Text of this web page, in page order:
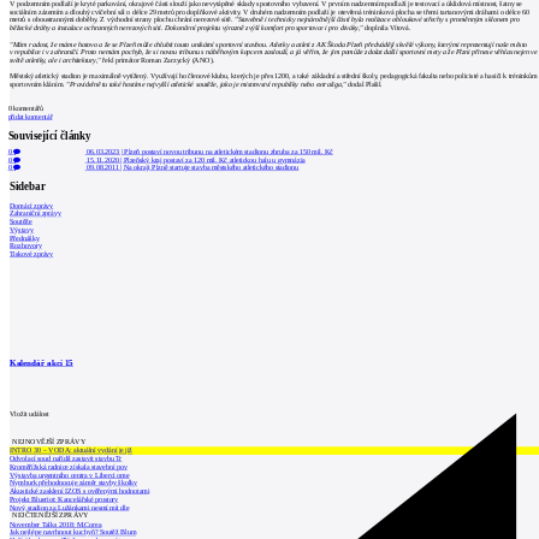
V podzemním podlaží je kryté parkování, okrajové části slouží jako nevytápěné sklady sportovního vybavení. V prvním nadzemním podlaží je testovací a úklidová místnost, šatny se
sociálním zázemím a dlouhý cvičební sál o délce 29 metrů pro doplňkové aktivity. V druhém nadzemním podlaží je otevřená tréninková plocha se třemi tartanovými dráhami o délce 60
metrů s oboustrannými doběhy. Z východní strany plochu chrání nerezové sítě."Stavebně i technicky nejnáročnější částí byla realizace obloukové střechy s proměnným sklonem pro
běžecké dráhy a instalace ochranných nerezových sítí. Dokončení projektu výrazně zvýší komfort pro sportovce i pro diváky,"doplnila Vítová.
"Mám radost, že máme hotovo a že se Plzeň může chlubit touto unikátní sportovní stavbou. Atletky a atleti z AK Škoda Plzeň předvádějí skvělé výkony, kterými reprezentují naše město
v republice i v zahraničí. Proto nemám pochyb, že si novou tribunu s náběhovým kopcem zaslouží, a já věřím, že jim pomůže zdolat další sportovní mety a že Plzni přinese věhlas nejen ve
světě atletiky, ale i architektury,"řekl primátor Roman Zarzycký (ANO).
Městský atletický stadion je maximálně vytížený. Využívají ho členové klubu, kterých je přes 1200, a také základní a střední školy, pedagogická fakulta nebo policisté a hasiči k tréninkům
sportovním kláním."Pravidelně tu také hostíme nejvyšší atletické soutěže, jako je mistrovství republiky nebo extraliga,"dodal Plašil.
0komentářů
přidat komentář
Související články
0 06.03.2023 |Plzeň postaví novou tribunu na atletickém stadionu zhruba za 150 mil. Kč
0
15.11.2020| Plzeňský kraj postaví za 120 mil. Kč atletickou halu u gymnázia
0
09.08.2011 | Na okraji Plzně startuje stavba městského atletického stadionu
Sidebar
Domácí zprávy
Zahraniční zprávy
Soutěže
Výstavy
Přednášky
Rozhovory
Tiskové zprávy
Kalendář akcí 15
Vložit událost
NEJNOVĚJŠÍ ZPRÁVY
INTRO 30 – VODA: aktuální vydání je již
Odvolací soud nařídil zastavit stavbu Tr
Kroměřížská radnice získala stavební pov
Výstavba urgentního centra v Liberci ome
Nymburk přehodnocuje záměr stavby školky
Akustické zasklení IZOS s ověřenými hodnotami
Projekt Blueriot: Kancelářské prostory
Nový stadion za Lužánkami nesmí mít dle
NEJČTENĚJŠÍ ZPRÁVY
November Talks 2018: M.Corea
Jak nejlépe navrhnout kuchyň? Soutěž Blum